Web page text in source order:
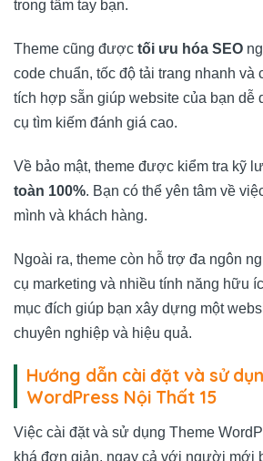
trong tầm tay bạn.
Theme cũng được tối ưu hóa SEO
code chuẩn, tốc độ tải trang nhanh và
tích hợp sẵn giúp website của bạn dễ
cụ tìm kiếm đánh giá cao.
Về bảo mật, theme được kiểm tra kỹ
toàn 100%. Bạn có thể yên tâm về
mình và khách hàng.
Ngoài ra, theme còn hỗ trợ đa ngôn
cụ marketing và nhiều tính năng hữu
mục đích giúp bạn xây dựng một
chuyên nghiệp và hiệu quả.
Hướng dẫn cài đặt và sử
WordPress Nội Thất 15
Việc cài đặt và sử dụng Theme
khá đơn giản, ngay cả với người mới